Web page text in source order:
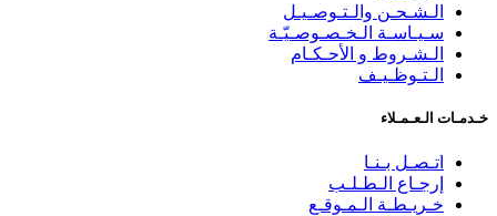
الـشـحـن والـتـوصـيـل
سـيـاسـة الـخـصـوصـيّـة
الـشـروط و الأحـكـام
الـتـوظـيـف
خـدمـات الـعـمـلاء
اتـصـل بـنـا
إرجـاع الـطـلـب
خـريـطـة الـمـوقـع